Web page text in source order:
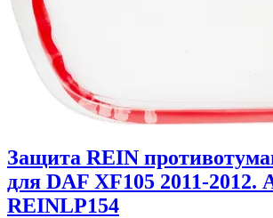
Защита REIN
для DAF XF105 2011-2012.
REINLP154